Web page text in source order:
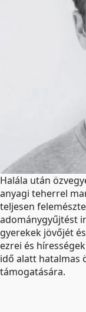
Halála után
anyagi teherrel
teljesen
adománygyűjtést
gyerekek jövőjét
ezrei és
idő alatt hatalmas
támogatására.